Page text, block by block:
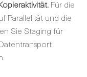
Für die
Parallelität und die
Sie Staging für